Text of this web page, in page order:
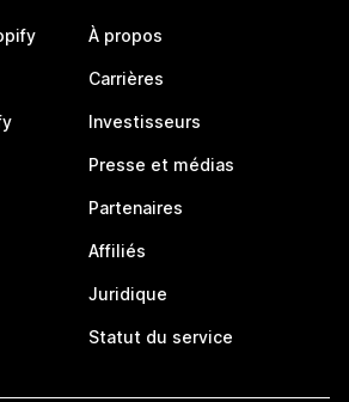
À propos
Carrières
Investisseurs
Presse et médias
Partenaires
Affiliés
Juridique
Statut du service